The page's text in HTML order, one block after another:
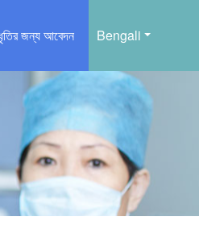
Bengali
জন্য আবেদন